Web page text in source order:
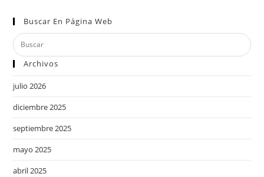
Buscar En Página Web
Archivos
julio 2026
diciembre 2025
septiembre 2025
mayo 2025
abril 2025